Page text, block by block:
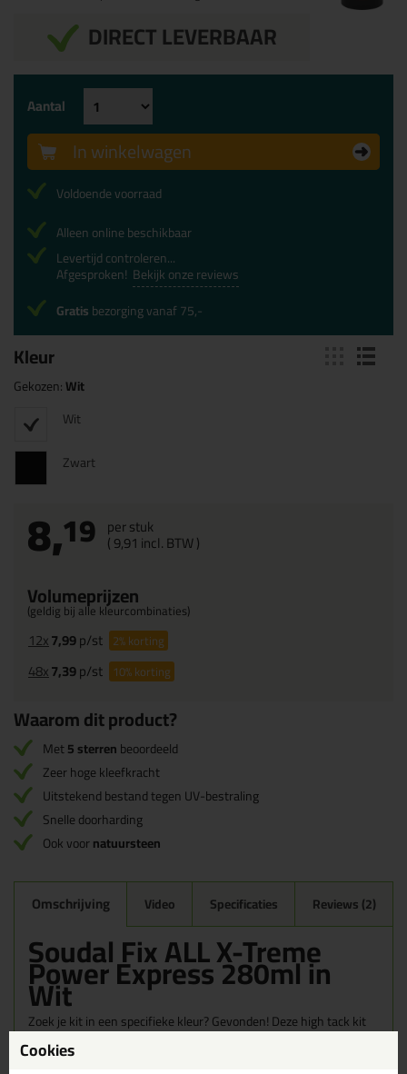
DIRECT LEVERBAAR
Kleur
Gekozen:Wit
Wit
Zwart
8,19 per stuk
(9,91 incl. BTW )
Volumeprijzen
(geldig bij alle kleurcombinaties)
12x7,99p/st 2%korting
48x7,39p/st 10%korting
Aantal
In winkelwagen
Voldoende voorraad
Alleen online beschikbaar
Levertijd controleren...
Afgesproken! Bekijk onze reviews
Gratisbezorging vanaf 75,-
Waarom dit product?
Met5 sterrenbeoordeeld
Zeer hoge kleefkracht
Uitstekend bestand tegen UV-bestraling
Snelle doorharding
Ook voornatuursteen
Omschrijving Video Specificaties Reviews (2)
Soudal Fix ALL X-Treme
Power Express 280ml in
Wit
Zoek je kit in een specifieke kleur? Gevonden! Deze high tack kit
Soudal Fix ALL X-Treme Power Express 280ml in de kleur Wit is te
gebruiken voor verschillende toepassingen. Een duurzame en
Cookies